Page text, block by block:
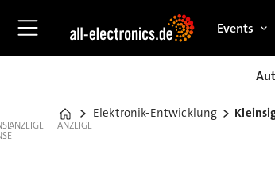
Events
Home
Elektronik-Entwicklung
ANZEIGE ANZEIGE